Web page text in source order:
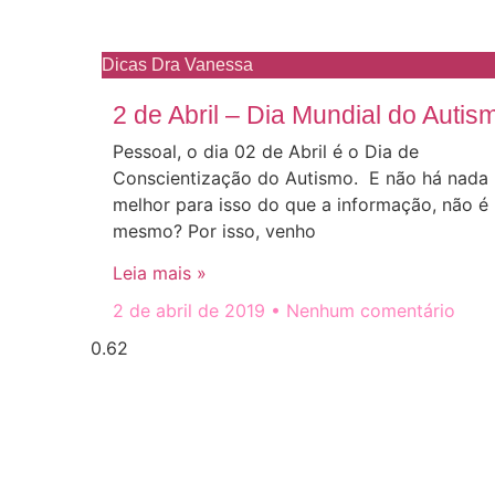
Dicas Dra Vanessa
2 de Abril – Dia Mundial do
Pessoal, o dia 02 de Abril é o Dia de
Conscientização do Autismo. E não há nada
melhor para isso do que a informação, não é
mesmo? Por isso, venho
Leia mais »
2 de abril de 2019
Nenhum comentário